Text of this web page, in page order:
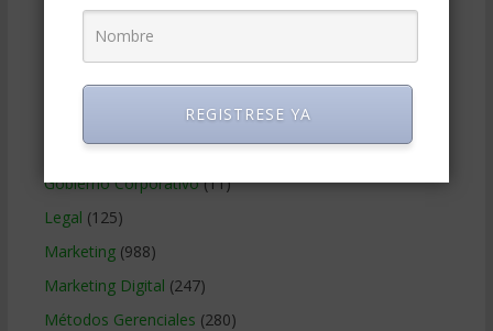
Contabilidad(466)
Educacion Gerencial
Estrategia Empresarial(304)
Finanzas Corporativas(748)
Gerencia social y ambiental(223)
Gobierno Corporativo(11)
Legal (125)
Marketing(988)
Marketing Digital (247)
Métodos Gerenciales (280)
REGISTRESE YA